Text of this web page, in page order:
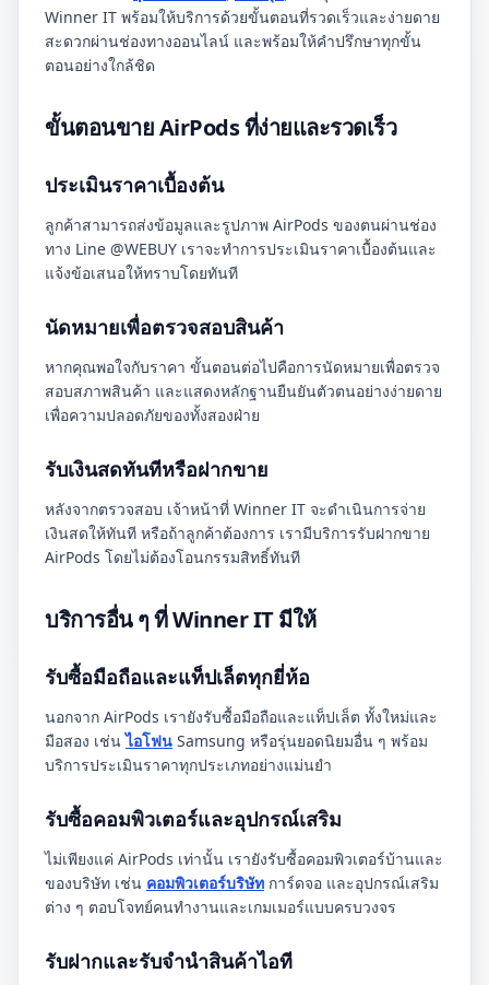
Winner IT พร้อมให้บริการด้วยขั้นตอนที่รวดเร็วและง่ายดาย
สะดวกผ่านช่องทางออนไลน์ และพร้อมให้คำปรึกษาทุกขั้น
ตอนอย่างใกล้ชิด
ขั้นตอนขาย AirPods ที่ง่ายและรวดเร็ว
ประเมินราคาเบื้องต้น
ลูกค้าสามารถส่งข้อมูลและรูปภาพ AirPods ของตนผ่านช่อง
ทาง Line @WEBUY เราจะทำการประเมินราคาเบื้องต้นและ
แจ้งข้อเสนอให้ทราบโดยทันที
นัดหมายเพื่อตรวจสอบสินค้า
หากคุณพอใจกับราคา ขั้นตอนต่อไปคือการนัดหมายเพื่อตรวจ
สอบสภาพสินค้า และแสดงหลักฐานยืนยันตัวตนอย่างง่ายดาย
เพื่อความปลอดภัยของทั้งสองฝ่าย
รับเงินสดทันทีหรือฝากขาย
หลังจากตรวจสอบ เจ้าหน้าที่ Winner IT จะดำเนินการจ่าย
เงินสดให้ทันที หรือถ้าลูกค้าต้องการ เรามีบริการรับฝากขาย
AirPods โดยไม่ต้องโอนกรรมสิทธิ์ทันที
บริการอื่น ๆ ที่ Winner IT มีให้
รับซื้อมือถือและแท็ปเล็ตทุกยี่ห้อ
นอกจาก AirPods เรายังรับซื้อมือถือและแท็ปเล็ต ทั้งใหม่และ
มือสอง เช่นไอโฟน Samsung หรือรุ่นยอดนิยมอื่น ๆ พร้อม
บริการประเมินราคาทุกประเภทอย่างแม่นยำ
รับซื้อคอมพิวเตอร์และอุปกรณ์เสริม
ไม่เพียงแค่ AirPods เท่านั้น เรายังรับซื้อคอมพิวเตอร์บ้านและ
ของบริษัท เช่น คอมพิวเตอร์บริษัท การ์ดจอ และอุปกรณ์เสริม
ต่าง ๆ ตอบโจทย์คนทำงานและเกมเมอร์แบบครบวงจร
รับฝากและรับจำนำสินค้าไอที